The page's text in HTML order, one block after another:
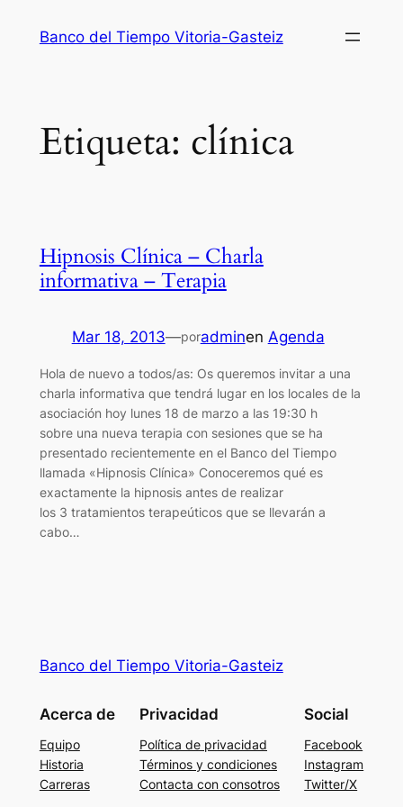
Banco del Tiempo Vitoria-Gasteiz
Etiqueta: clínica
Hipnosis Clínica – Charla
informativa – Terapia
Mar 18, 2013—poradminen Agenda
Hola de nuevo a todos/as: Os queremos invitar a una
charla informativa que tendrá lugar en los locales de la
asociación hoy lunes 18 de marzo a las 19:30 h
sobre una nueva terapia con sesiones que se ha
presentado recientemente en el Banco del Tiempo
llamada «Hipnosis Clínica» Conoceremos qué es
exactamente la hipnosis antes de realizar
los 3 tratamientos terapeúticos que se llevarán a
cabo…
Banco del Tiempo Vitoria-Gasteiz
Acerca de
Equipo
Historia
Carreras
Privacidad
Política de privacidad
Términos y condiciones
Contacta con consotros
Social
Facebook
Instagram
Twitter/X